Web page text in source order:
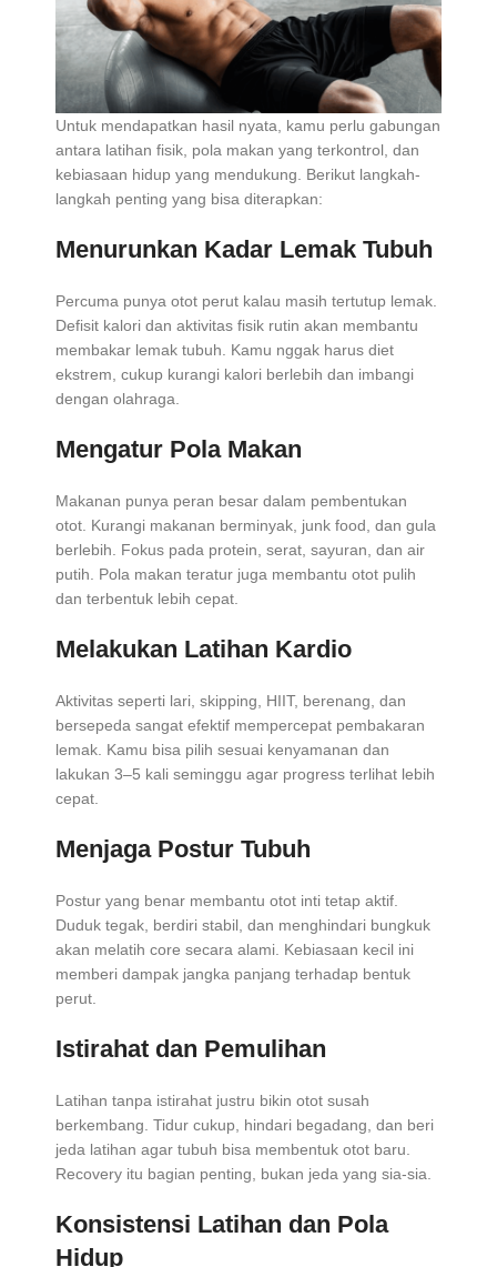
Untuk mendapatkan hasil nyata, kamu perlu gabungan
antara latihan fisik, pola makan yang terkontrol, dan
kebiasaan hidup yang mendukung. Berikut langkah-
langkah penting yang bisa diterapkan:
Menurunkan Kadar Lemak Tubuh
Percuma punya otot perut kalau masih tertutup lemak.
Defisit kalori dan aktivitas fisik rutin akan membantu
membakar lemak tubuh. Kamu nggak harus diet
ekstrem, cukup kurangi kalori berlebih dan imbangi
dengan olahraga.
Mengatur Pola Makan
Makanan punya peran besar dalam pembentukan
otot. Kurangi makanan berminyak, junk food, dan gula
berlebih. Fokus pada protein, serat, sayuran, dan air
putih. Pola makan teratur juga membantu otot pulih
dan terbentuk lebih cepat.
Melakukan Latihan Kardio
Aktivitas seperti lari, skipping, HIIT, berenang, dan
bersepeda sangat efektif mempercepat pembakaran
lemak. Kamu bisa pilih sesuai kenyamanan dan
lakukan 3–5 kali seminggu agar progress terlihat lebih
cepat.
Menjaga Postur Tubuh
Postur yang benar membantu otot inti tetap aktif.
Duduk tegak, berdiri stabil, dan menghindari bungkuk
akan melatih core secara alami. Kebiasaan kecil ini
memberi dampak jangka panjang terhadap bentuk
perut.
Istirahat dan Pemulihan
Latihan tanpa istirahat justru bikin otot susah
berkembang. Tidur cukup, hindari begadang, dan beri
jeda latihan agar tubuh bisa membentuk otot baru.
Recovery itu bagian penting, bukan jeda yang sia-sia.
Konsistensi Latihan dan Pola
Hidup